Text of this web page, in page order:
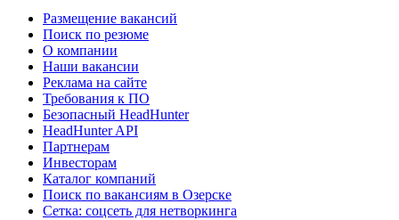
Размещение вакансий
Поиск по резюме
О компании
Наши вакансии
Реклама на сайте
Требования к ПО
Безопасный HeadHunter
HeadHunter API
Партнерам
Инвесторам
Каталог компаний
Поиск по вакансиям в Озерске
Сетка: соцсеть для нетворкинга